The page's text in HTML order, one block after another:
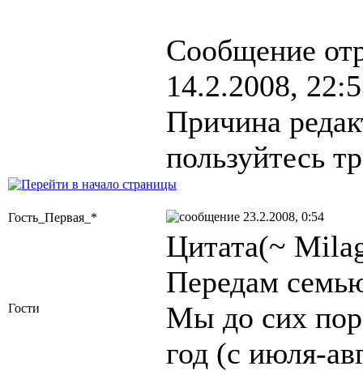
Сообщение
14.2.2008,
Причина
пользуйтесь
Гость_Первая_* 23.2.2008, 0:54
Гости
Цитата(~
Передам
Мы до сих
год (с июля-